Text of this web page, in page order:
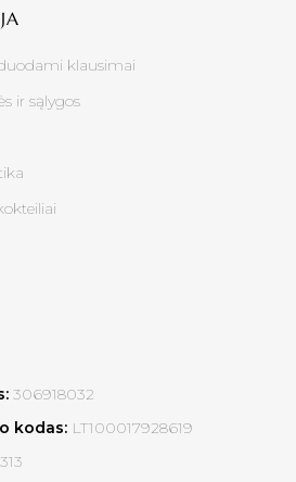
klausimai
ir sąlygos
306918032
kodas: LT100017928619